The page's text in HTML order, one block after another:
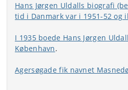
Hans Jørgen Uldalls biografi
tid i Danmark var i 1951-52 og
I 1935 boede Hans Jørgen
København.
Agersøgade fik navnet